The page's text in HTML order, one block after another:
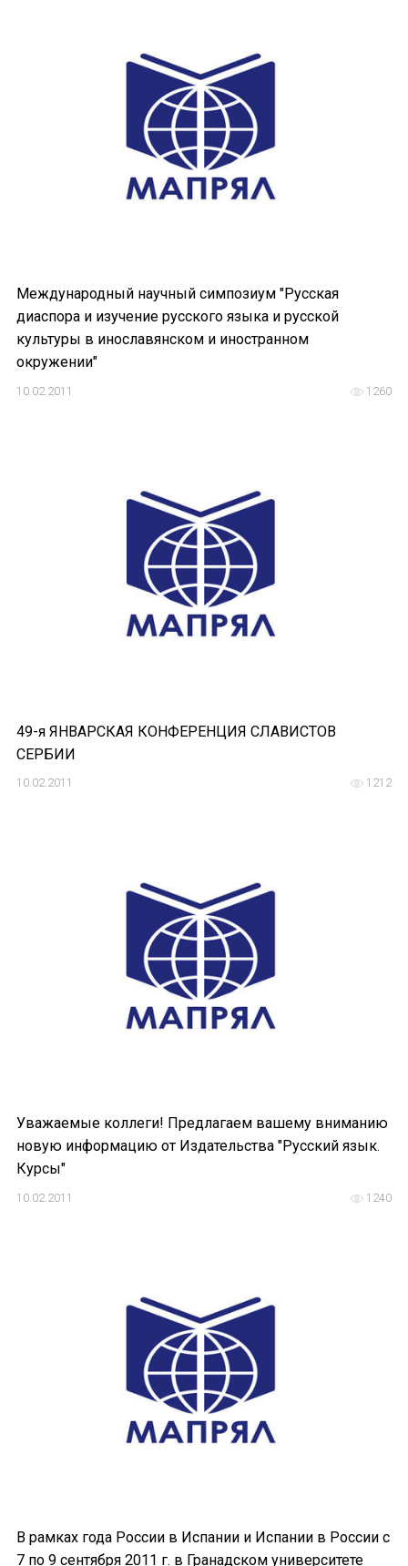
Международный научный симпозиум "Русская
диаспора и изучение русского языка и русской
культуры в инославянском и иностранном
окружении"
1260
10.02.2011
49-я ЯНВАРСКАЯ КОНФЕРЕНЦИЯ СЛАВИСТОВ
СЕРБИИ
1212
10.02.2011
Уважаемые коллеги! Предлагаем вашему вниманию
новую информацию от Издательства "Русский язык.
Курсы"
1240
10.02.2011
В рамках года России в Испании и Испании в России с
7 по 9 сентября 2011 г. в Гранадском университете
СООБЩЕНИЕ